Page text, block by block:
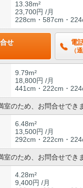
13.38m²
23,700円 /月
228cm・587cm・
せ 電
（
9.79m²
18,800円 /月
441cm・222cm・
室のため、お問合せでき
6.48m²
13,500円 /月
292cm・222cm・
室のため、お問合せでき
4.28m²
9,400円 /月